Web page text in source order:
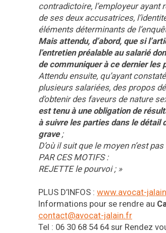
contradictoire, l’employeur ayant
de ses deux accusatrices,
éléments déterminants de
Mais attendu, d’abord, que si
l’entretien préalable au salarié
de communiquer à ce dernier
Attendu ensuite, qu’ayant
plusieurs salariées, des propos
d’obtenir des faveurs de nature
est tenu à une obligation de
à suivre les parties dans le détail
grave;
D’où il suit que le moyen n’est
PAR CES MOTIFS :
REJETTE le pourvoi ; »
PLUS D’INFOS : www.avocat-
Informations pour se rendre au
contact@avocat-jalain.fr
Tel : 06 30 68 54 64 sur Rendez